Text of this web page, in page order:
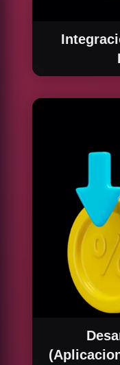
Facilitamos la
para
una